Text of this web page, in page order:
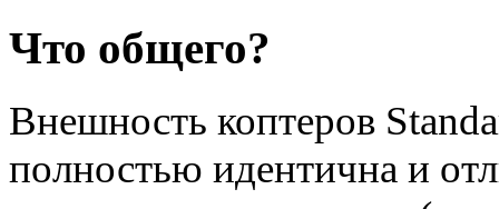
Что общего?
Внешность коптеров
полностью идентична и